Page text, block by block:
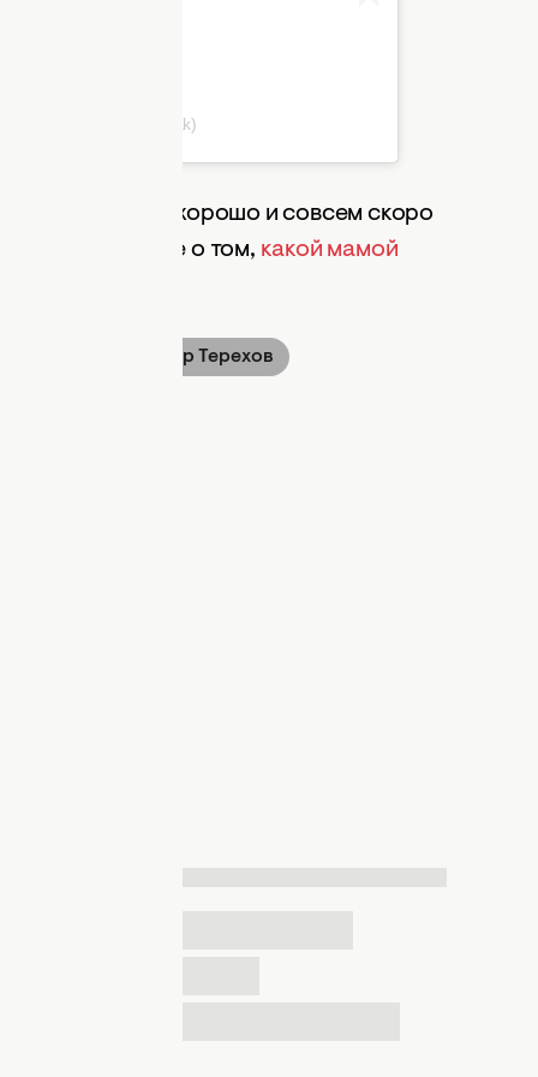
(@xenia_sobchak)
все будет хорошо и совсем скоро
Также читайте о том, какой мамой
Александр Терехов